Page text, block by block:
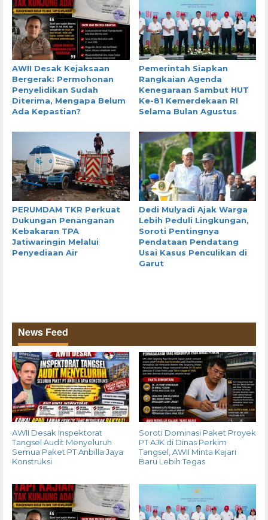
AWII Desak Kejaksaan
Bergerak: Permohonan
Penyelidikan Sudah
Diterima, Mengapa Belum
Ada Kepastian?
Pemerintah Siapkan
Rangkaian Agenda
Kenegaraan Sambut HUT
Ke-81 Kemerdekaan RI
Selama Bulan Agustus
PERUMDAM TKR Perkuat
Dukungan Penanganan
Kebakaran TPA
Jatiwaringin Melalui
Penyediaan Air
Dedi Mulyadi Ajak Warga
Lebih Peduli Lingkungan,
Soroti Pentingnya
Pendataan Pendatang
Usai Kasus Penculikan di
Garut
News Feed
AWII Desak Inspektorat
Tangsel Audit Menyeluruh
Semua Paket PT Anbilla Jaya
Konstruksi
Soroti Dominasi Paket Proyek
PT AJK di Dinas Perkim
Tangsel, AWII Minta Kajari
Baru Lebih Tegas